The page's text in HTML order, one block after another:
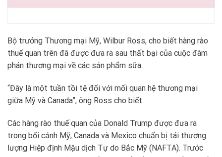
Bộ trưởng Thương mại Mỹ, Wilbur Ross, cho biết hàng rào
thuế quan trên đã được đưa ra sau thất bại của cuộc đàm
phán thương mại về các sản phẩm sữa.
“Đây là một tuần tồi tệ đối với mối quan hệ thương mại
giữa Mỹ và Canada”, ông Ross cho biết.
Các hàng rào thuế quan của Donald Trump được đưa ra
trong bối cảnh Mỹ, Canada và Mexico chuẩn bị tái thương
lượng Hiệp định Mậu dịch Tự do Bắc Mỹ (NAFTA). Trước